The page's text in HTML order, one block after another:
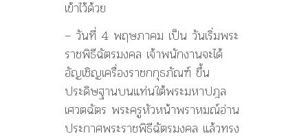
เข้าไว้ด้วย
– วันที่ 4 พฤษภาคม เป็น วันเริ่มพระ
ราชพิธีฉัตรมงคล เจ้าพนักงานจะได้
อัญเชิญเครื่องราชกกุธภัณฑ์ ขึ้น
ประดิษฐานบนแท่นใต้พระมหาปฎล
เศวตฉัตร พระครูหัวหน้าพราหมณ์อ่าน
ประกาศพระราชพิธีฉัตรมงคล แล้วทรง